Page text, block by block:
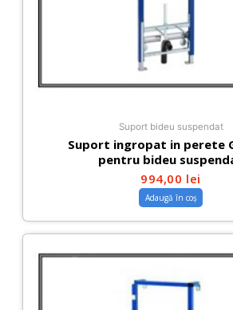
Suport bideu suspendat
Suport ingropat in perete
pentru bideu
994,00 lei
Adaugă în coș